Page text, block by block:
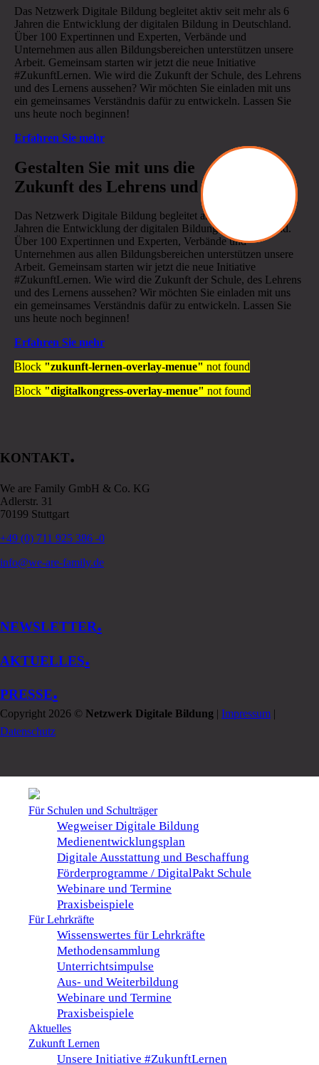
Das Netzwerk Digitale Bildung begleitet aktiv seit mehr als 6
Jahren die Entwicklung der digitalen Bildung in Deutschland.
Über 100 Expertinnen und Experten, Verbände und
Unternehmen aus allen Bildungsbereichen unterstützen unsere
Arbeit. Gemeinsam starten wir jetzt die neue Initiative
#ZukunftLernen. Wie wird die Zukunft der Schule, des Lehrens
und des Lernens aussehen? Wir möchten Sie einladen mit uns
ein gemeinsames Verständnis dafür zu entwickeln. Lassen Sie
uns heute noch beginnen!
Erfahren Sie mehr
Gestalten Sie mit uns die
Zukunft des Lehrens und Lernens
Das Netzwerk Digitale Bildung begleitet aktiv seit mehr als 6
Jahren die Entwicklung der digitalen Bildung in Deutschland.
Über 100 Expertinnen und Experten, Verbände und
Unternehmen aus allen Bildungsbereichen unterstützen unsere
Arbeit. Gemeinsam starten wir jetzt die neue Initiative
#ZukunftLernen. Wie wird die Zukunft der Schule, des Lehrens
und des Lernens aussehen? Wir möchten Sie einladen mit uns
ein gemeinsames Verständnis dafür zu entwickeln. Lassen Sie
uns heute noch beginnen!
Erfahren Sie mehr
Block "zukunft-lernen-overlay-menue" not found
Block "digitalkongress-overlay-menue" not found
KONTAKT.
We are Family GmbH & Co. KG
Adlerstr. 31
70199 Stuttgart
+49 (0) 711 925 386 -0
info@we-are-family.de
NEWSLETTER.
AKTUELLES.
PRESSE.
Copyright 2026 © Netzwerk Digitale Bildung | Impressum |
Datenschutz
Für Schulen und Schulträger
Wegweiser Digitale Bildung
Medienentwicklungsplan
Digitale Ausstattung und Beschaffung
Förderprogramme / DigitalPakt Schule
Webinare und Termine
Praxisbeispiele
Für Lehrkräfte
Wissenswertes für Lehrkräfte
Methodensammlung
Unterrichtsimpulse
Aus- und Weiterbildung
Webinare und Termine
Praxisbeispiele
Aktuelles
Zukunft Lernen
Unsere Initiative #ZukunftLernen